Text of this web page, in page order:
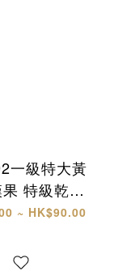
一級特大黃
特級乾椰
片
~ HK$90.00